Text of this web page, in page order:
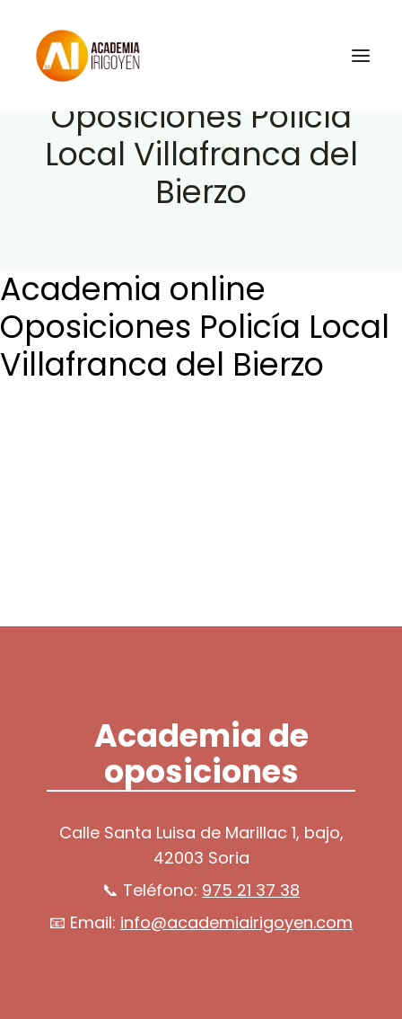
Oposiciones
Preguntas Frecuentes
BuscaOpos 🔎
Academia online
Oposiciones Policía
Local Villafranca del
Bierzo
Academia online
Oposiciones Policía Local
Villafranca del Bierzo
Academia de
oposiciones
Calle Santa Luisa de Marillac 1, bajo,
42003 Soria
📞 Teléfono: 975 21 37 38
📧 Email: info@academiairigoyen.com